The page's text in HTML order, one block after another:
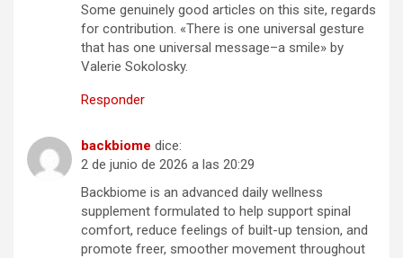
Some genuinely good articles on this site, regards
for contribution. «There is one universal gesture
that has one universal message–a smile» by
Valerie Sokolosky.
Responder
backbiome dice:
2 de junio de 2026 a las 20:29
Backbiome is an advanced daily wellness
supplement formulated to help support spinal
comfort, reduce feelings of built-up tension, and
promote freer, smoother movement throughout